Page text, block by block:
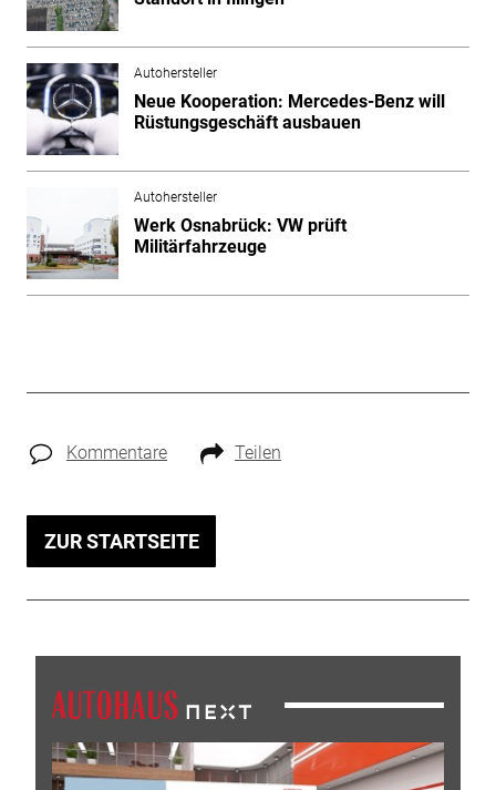
Autohersteller
Neue Kooperation: Mercedes-Benz will
Rüstungsgeschäft ausbauen
Autohersteller
Werk Osnabrück: VW prüft
Militärfahrzeuge
Kommentare Teilen
ZUR STARTSEITE